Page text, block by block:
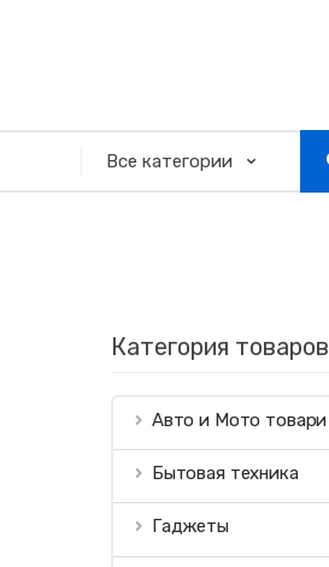
Категория товаров
Авто и Мото товари
Бытовая техника
Гаджеты